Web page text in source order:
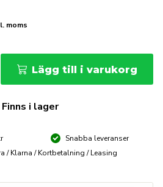
moms
Lägg till i varukorg
Finns i lager
Snabba leveranser
/ Klarna / Kortbetalning / Leasing